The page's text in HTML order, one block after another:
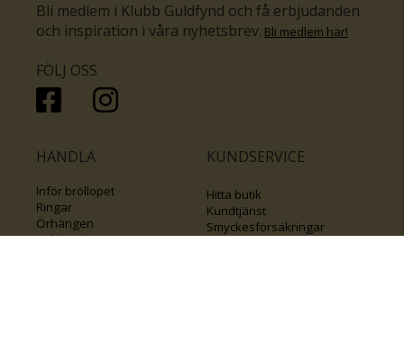
Bli medlem i Klubb Guldfynd och få erbjudanden
och inspiration i våra nyhetsbrev. Bli medlem här!
FÖLJ OSS
HANDLA
Inför bröllopet
Ringar
Örhängen
Halsband
KUNDSERVICE
Hitta butik
Kundtjänst
Smyckesförsäkringar